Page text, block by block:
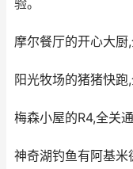
验。
摩尔餐厅的开心大
阳光牧场的猪猪快
梅森小屋的R4,全关
神奇湖钓鱼有阿基